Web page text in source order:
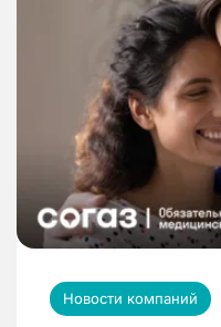
Новости компаний